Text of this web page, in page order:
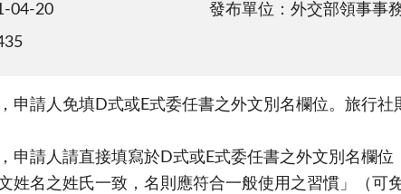
04-20 發布單位：外交部領事事
申請人免填D式或E式委任書之外文別名欄位。旅行社
申請人請直接填寫於D式或E式委任書之外文別名欄
姓名之姓氏一致，名則應符合一般使用之習慣」（